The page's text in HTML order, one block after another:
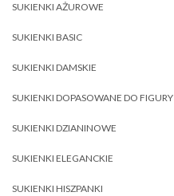
SUKIENKI AŻUROWE
SUKIENKI BASIC
SUKIENKI DAMSKIE
SUKIENKI DOPASOWANE DO FIGURY
SUKIENKI DZIANINOWE
SUKIENKI ELEGANCKIE
SUKIENKI HISZPANKI